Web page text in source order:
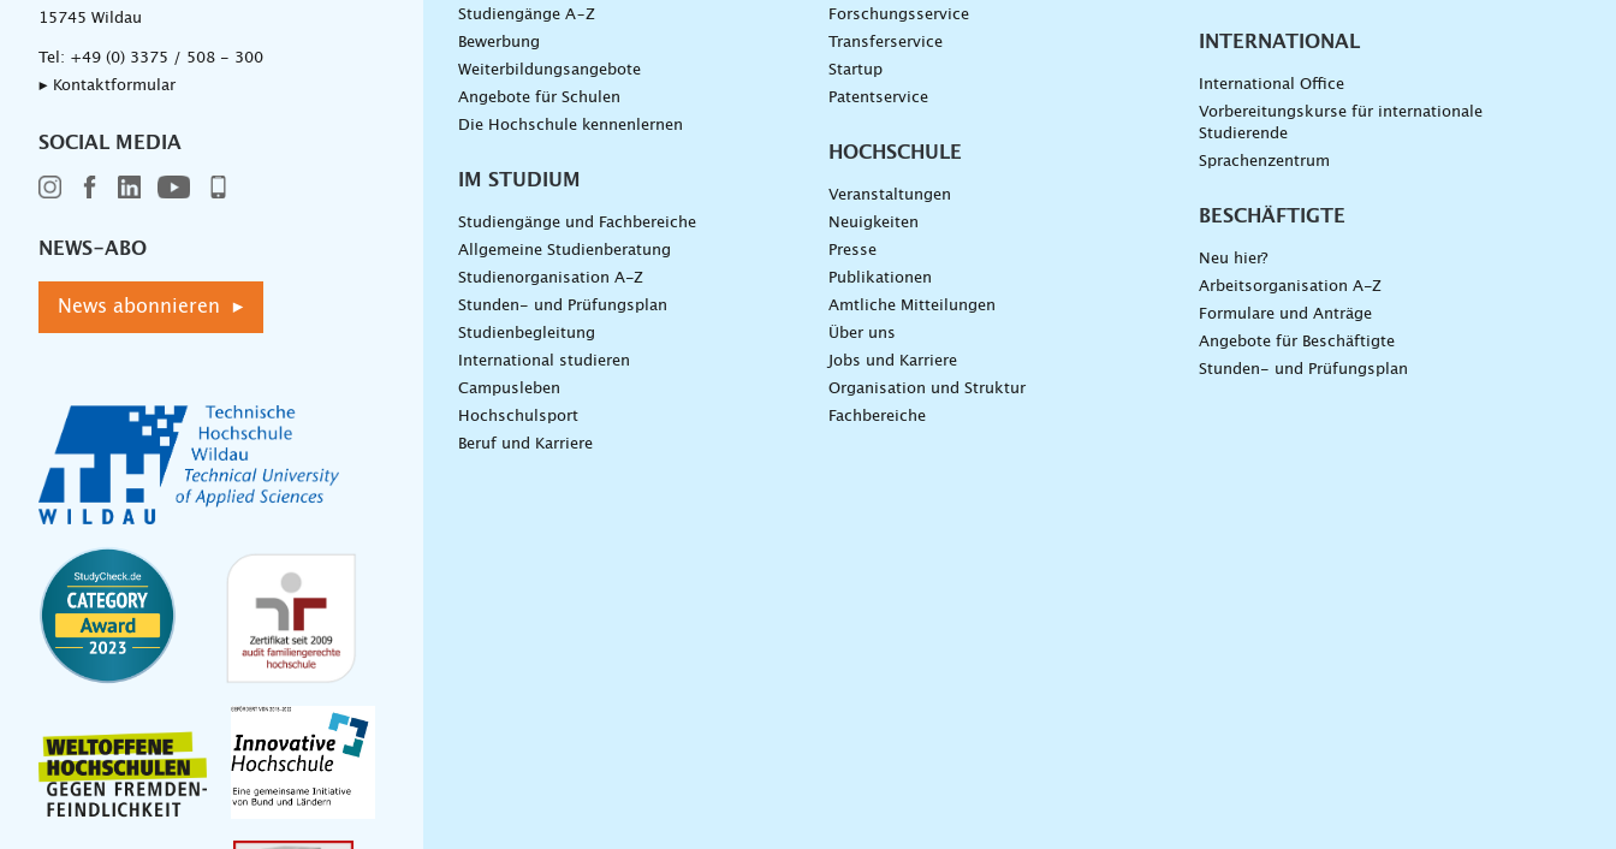
15745 Wildau
Tel: +49 (0) 3375 / 508 - 300
▸ Kontaktformular
SOCIAL MEDIA
NEWS-ABO
News abonnieren ▸
Studiengänge A–Z
Bewerbung
Weiterbildungsangebote
Angebote für Schulen
Die Hochschule kennenlernen
IM STUDIUM
Studiengänge und Fachbereiche
Allgemeine Studienberatung
Studienorganisation A-Z
Stunden- und Prüfungsplan
Studienbegleitung
International studieren
Campusleben
Hochschulsport
Beruf und Karriere
Forschungsservice
Transferservice
Startup
Patentservice
HOCHSCHULE
Veranstaltungen
Neuigkeiten
Presse
Publikationen
Amtliche Mitteilungen
Über uns
Jobs und Karriere
Organisation und Struktur
Fachbereiche
INTERNATIONAL
International Office
Vorbereitungskurse für internationale
Studierende
Sprachenzentrum
BESCHÄFTIGTE
Neu hier?
Arbeitsorganisation A-Z
Formulare und Anträge
Angebote für Beschäftigte
Stunden- und Prüfungsplan